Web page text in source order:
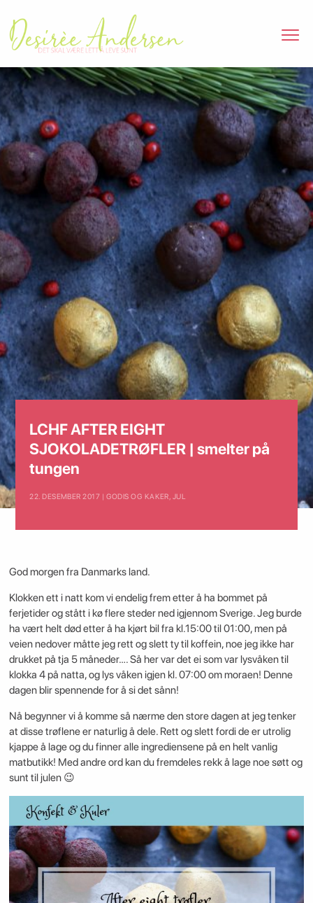
LCHF AFTER EIGHT
SJOKOLADETRØFLER | smelter på
tungen
22. DESEMBER 2017 | GODIS OG KAKER, JUL
God morgen fra Danmarks land.
Klokken ett i natt kom vi endelig frem etter å ha bommet på
ferjetider og stått i kø flere steder ned igjennom Sverige. Jeg burde
ha vært helt død etter å ha kjørt bil fra kl.15:00 til 01:00, men på
veien nedover måtte jeg rett og slett ty til koffein, noe jeg ikke har
drukket på tja 5 måneder…. Så her var det ei som var lysvåken til
klokka 4 på natta, og lys våken igjen kl. 07:00 om moraen! Denne
dagen blir spennende for å si det sånn!
Nå begynner vi å komme så nærme den store dagen at jeg tenker
at disse trøflene er naturlig å dele. Rett og slett fordi de er utrolig
kjappe å lage og du finner alle ingrediensene på en helt vanlig
matbutikk! Med andre ord kan du fremdeles rekk å lage noe søtt og
sunt til julen 😉